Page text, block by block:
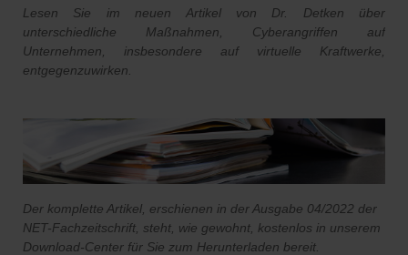
Lesen Sie im neuen Artikel von Dr. Detken über
unterschiedliche Maßnahmen, Cyberangriffen auf
Unternehmen, insbesondere auf virtuelle Kraftwerke,
entgegenzuwirken.
Der komplette Artikel, erschienen in der Ausgabe 04/2022 der
NET-Fachzeitschrift, steht, wie gewohnt, kostenlos in unserem
Download-Center für Sie zum Herunterladen bereit.